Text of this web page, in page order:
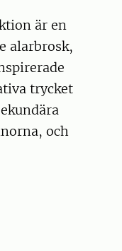
är en
alarbrosk,
trycket
och